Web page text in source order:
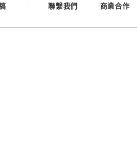
Email
聯繫我們 商業合作